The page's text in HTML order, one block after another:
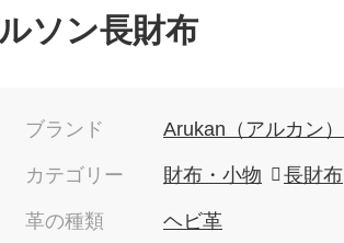
ルソン長財布
ブランド Arukan（アルカン）
カテゴリー 財布・小物 長財布
革の種類 ヘビ革